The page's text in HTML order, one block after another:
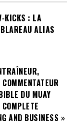
KICKS : LA
ALIAS
DU MUAY
AND BUSINESS »